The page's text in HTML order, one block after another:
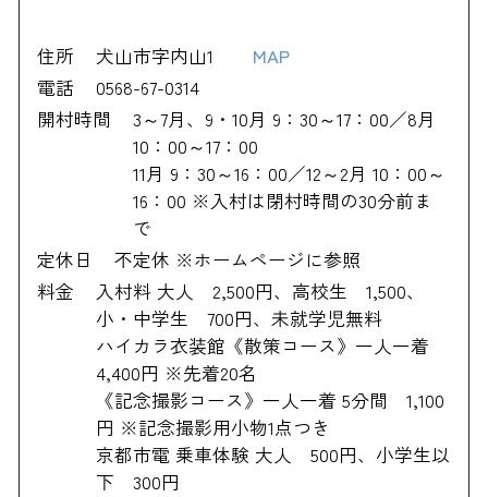
住所 犬山市字内山1
MAP
電話
0568-67-0314
開村時間
3～7月、9・10月 9：30～17：00／8月
10：00～17：00
11月 9：30～16：00／12～2月 10：00～
16：00 ※入村は閉村時間の30分前ま
で
定休日
不定休 ※ホームページに参照
料金
入村料 大人 2,500円、高校生 1,500、
小・中学生 700円、未就学児無料
ハイカラ衣装館《散策コース》一人一着
4,400円 ※先着20名
《記念撮影コース》一人一着 5分間 1,100
円 ※記念撮影用小物1点つき
京都市電 乗車体験 大人 500円、小学生以
下 300円